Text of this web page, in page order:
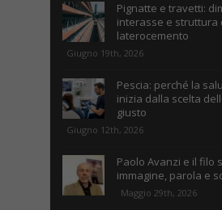
Pignatte e travetti:
interasse e struttura
laterocemento
Giugno 19th, 2026
Pescia: perché la
inizia dalla scelta
giusto
Giugno 12th, 2026
Paolo Avanzi e il filo
immagine, parola e
Maggio 29th, 2026